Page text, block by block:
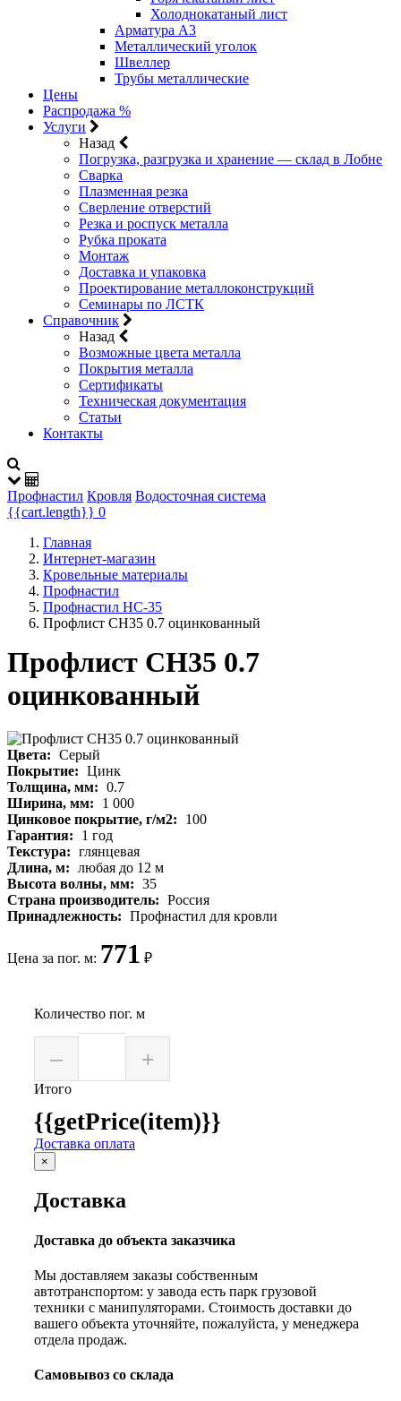
Холоднокатаный лист
Арматура А3
Металлический уголок
Швеллер
Трубы металлические
Цены
Распродажа %
Услуги
Назад
Погрузка, разгрузка и хранение — склад в Лобне
Сварка
Плазменная резка
Сверление отверстий
Резка и роспуск металла
Рубка проката
Монтаж
Доставка и упаковка
Проектирование металлоконструкций
Семинары по ЛСТК
Справочник
Назад
Возможные цвета металла
Покрытия металла
Сертификаты
Техническая документация
Статьи
Контакты
Профнастил Кровля Водосточная система
{{cart.length}} 0
Главная
Интернет-магазин
Кровельные материалы
Профнастил
Профнастил НС-35
Профлист СН35 0.7 оцинкованный
Профлист СН35 0.7
оцинкованный
Цвета: Серый
Покрытие: Цинк
Толщина, мм: 0.7
Ширина, мм:
1 000
Цинковое покрытие, г/м2:
100
Гарантия:
1 год
Текстура: глянцевая
Длина, м: любая до 12 м
Высота волны, мм: 35
Страна производитель: Россия
Принадлежность: Профнастил для кровли
Цена за пог. м: 771 ₽
Количество пог. м
– +
Итого
{{getPrice(item)}}
Доставка оплата
×
Доставка
Доставка до объекта заказчика
Мы доставляем заказы собственным
автотранспортом: у завода есть парк грузовой
техники с манипуляторами. Стоимость доставки до
вашего объекта уточняйте, пожалуйста, у менеджера
отдела продаж.
Самовывоз со склада